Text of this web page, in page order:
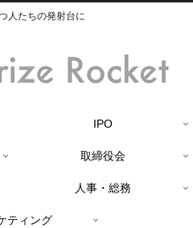
人たちの発射台に
IPO
取締役会
人事・総務
ティング